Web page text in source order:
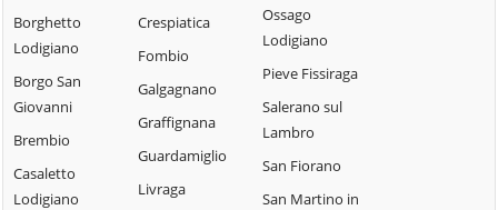
Borghetto
Lodigiano
Borgo San
Giovanni
Brembio
Casaletto
Lodigiano
Crespiatica
Fombio
Galgagnano
Graffignana
Guardamiglio
Livraga
Ossago
Lodigiano
Pieve Fissiraga
Salerano sul
Lambro
San Fiorano
San Martino in